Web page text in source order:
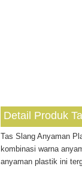
Detail Produk
Tas Slang Anyaman
kombinasi warna
anyaman plastik ini